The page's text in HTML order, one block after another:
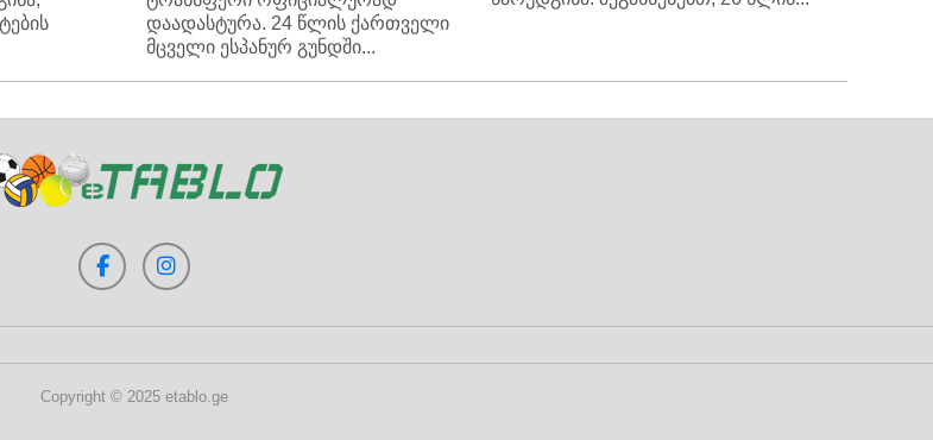
დაადასტურა. 24 წლის ქართველი
მცველი ესპანურ გუნდში...
Copyright © 2025 etablo.ge